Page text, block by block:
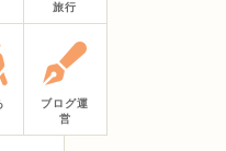
旅行
ブログ運
営